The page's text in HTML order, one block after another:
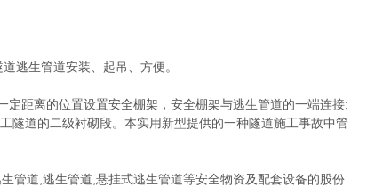
逃生管道安装、起吊、方便。
距离的位置设置安全棚架，安全棚架与逃生管道的一端连接;
隧道的二级衬砌段。本实用新型提供的一种隧道施工事故中管
道,逃生管道,悬挂式逃生管道等安全物资及配套设备的股份